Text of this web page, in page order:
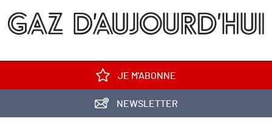
JE M'ABONNE
NEWSLETTER